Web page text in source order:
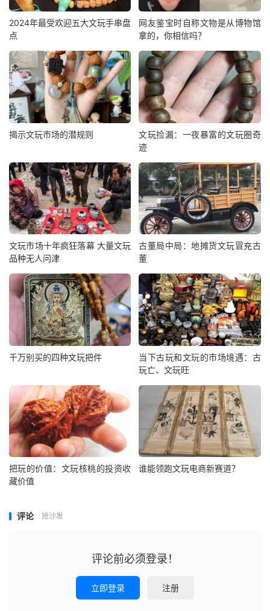
2024年最受欢迎五大文玩手串盘
点
网友鉴宝时自称文物是从博物馆
拿的，你相信吗？
揭示文玩市场的潜规则
文玩捡漏：一夜暴富的文玩圈奇
迹
文玩市场十年疯狂落幕 大量文玩
品种无人问津
古董局中局：地摊货文玩冒充古
董
千万别买的四种文玩把件
当下古玩和文玩的市场境遇：古
玩亡、文玩旺
把玩的价值：文玩核桃的投资收
藏价值
谁能领跑文玩电商新赛道？
评论 抢沙发
评论前必须登录！
立即登录 注册